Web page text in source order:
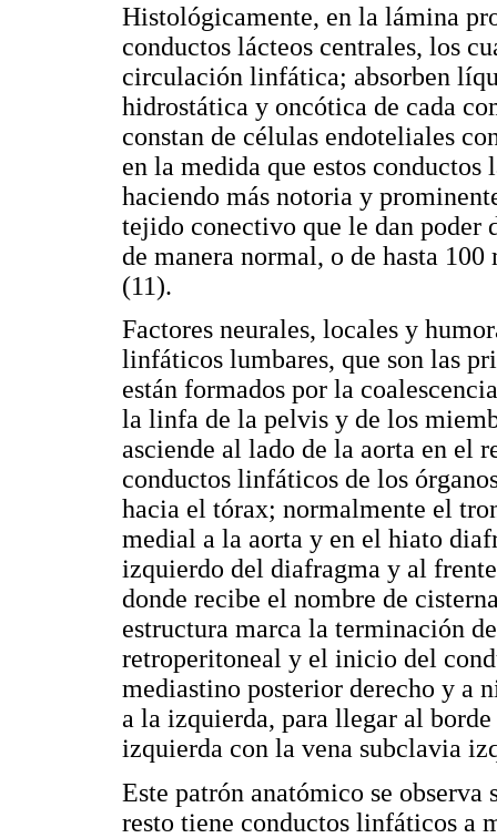
Histológicamente, en la lámina
conductos lácteos centrales, los
circulación linfática; absorben
hidrostática y oncótica de cada
constan de células endoteliales
en la medida que estos conductos
haciendo más notoria y
tejido conectivo que le dan poder
de manera normal, o de hasta
(11).
Factores neurales, locales y
linfáticos lumbares, que son las
están formados por la
la linfa de la pelvis y de los
asciende al lado de la aorta en el
conductos linfáticos de los
hacia el tórax; normalmente el
medial a la aorta y en el hiato
izquierdo del diafragma y al
donde recibe el nombre de
estructura marca la terminación
retroperitoneal y el inicio del
mediastino posterior derecho y a
a la izquierda, para llegar al
izquierda con la vena subclavia
Este patrón anatómico se
resto tiene conductos linfáticos a